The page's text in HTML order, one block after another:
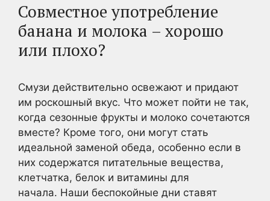
Совместное употребление
банана и молока – хорошо
или плохо?
Смузи действительно освежают и придают
им роскошный вкус. Что может пойти не так,
когда сезонные фрукты и молоко сочетаются
вместе? Кроме того, они могут стать
идеальной заменой обеда, особенно если в
них содержатся питательные вещества,
клетчатка, белок и витамины для
начала. Наши беспокойные дни ставят